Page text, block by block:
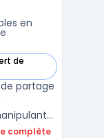
des ...
en
de
partage
par
complète